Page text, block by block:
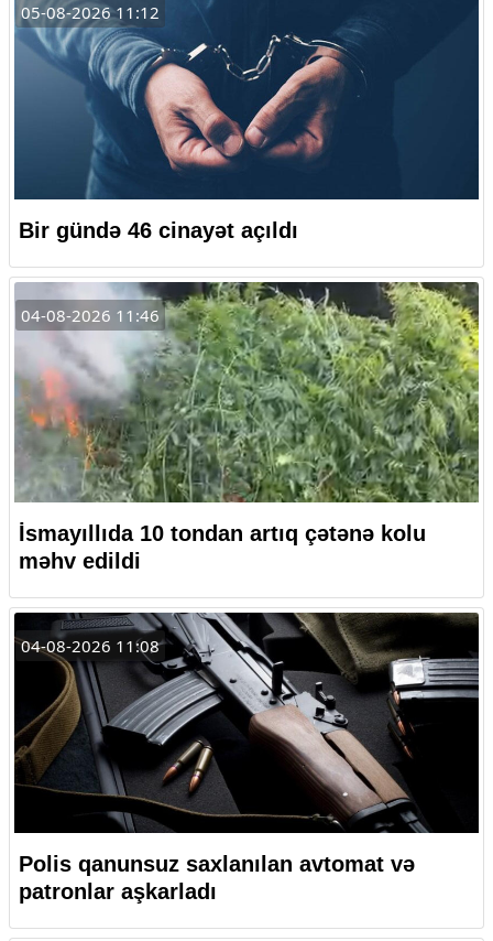
05-08-2026 11:12
Bir gündə 46 cinayət açıldı
04-08-2026 11:46
İsmayıllıda 10 tondan artıq çətənə kolu
məhv edildi
04-08-2026 11:08
Polis qanunsuz saxlanılan avtomat və
patronlar aşkarladı